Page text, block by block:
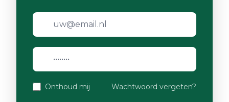
Onthoud mij Wachtwoord vergeten?